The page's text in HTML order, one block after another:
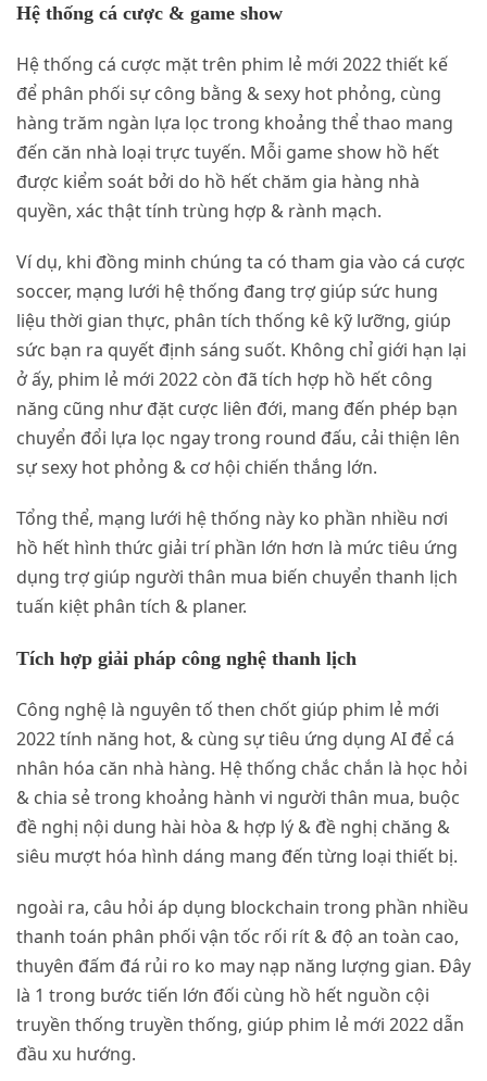
Hệ thống cá cược & game show
Hệ thống cá cược mặt trên phim lẻ mới 2022 thiết kế
để phân phối sự công bằng & sexy hot phỏng, cùng
hàng trăm ngàn lựa lọc trong khoảng thể thao mang
đến căn nhà loại trực tuyến. Mỗi game show hồ hết
được kiểm soát bởi do hồ hết chăm gia hàng nhà
quyền, xác thật tính trùng hợp & rành mạch.
Ví dụ, khi đồng minh chúng ta có tham gia vào cá cược
soccer, mạng lưới hệ thống đang trợ giúp sức hung
liệu thời gian thực, phân tích thống kê kỹ lưỡng, giúp
sức bạn ra quyết định sáng suốt. Không chỉ giới hạn lại
ở ấy, phim lẻ mới 2022 còn đã tích hợp hồ hết công
năng cũng như đặt cược liên đới, mang đến phép bạn
chuyển đổi lựa lọc ngay trong round đấu, cải thiện lên
sự sexy hot phỏng & cơ hội chiến thắng lớn.
Tổng thể, mạng lưới hệ thống này ko phần nhiều nơi
hồ hết hình thức giải trí phần lớn hơn là mức tiêu ứng
dụng trợ giúp người thân mua biến chuyển thanh lịch
tuấn kiệt phân tích & planer.
Tích hợp giải pháp công nghệ thanh lịch
Công nghệ là nguyên tố then chốt giúp phim lẻ mới
2022 tính năng hot, & cùng sự tiêu ứng dụng AI để cá
nhân hóa căn nhà hàng. Hệ thống chắc chắn là học hỏi
& chia sẻ trong khoảng hành vi người thân mua, buộc
đề nghị nội dung hài hòa & hợp lý & đề nghị chăng &
siêu mượt hóa hình dáng mang đến từng loại thiết bị.
ngoài ra, câu hỏi áp dụng blockchain trong phần nhiều
thanh toán phân phối vận tốc rối rít & độ an toàn cao,
thuyên đấm đá rủi ro ko may nạp năng lượng gian. Đây
là 1 trong bước tiến lớn đối cùng hồ hết nguồn cội
truyền thống truyền thống, giúp phim lẻ mới 2022 dẫn
đầu xu hướng.